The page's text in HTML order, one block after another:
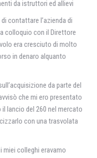
da istruttori ed allievi
contattare l’azienda di
colloquio con il Direttore
era cresciuto di molto
in denaro alquanto
da parte del
che mi ero presentato
lancio del 260 nel mercato
con una trasvolata
miei colleghi eravamo